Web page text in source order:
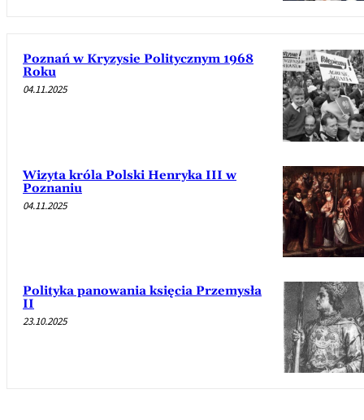
Poznań w Kryzysie Politycznym 1968
Roku
04.11.2025
Wizyta króla Polski Henryka III w
Poznaniu
04.11.2025
Polityka panowania księcia Przemysła
II
23.10.2025